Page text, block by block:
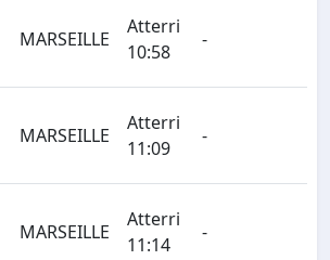
MARSEILLE
Atterri
10:58
-
MARSEILLE
Atterri
11:09
-
MARSEILLE
Atterri
11:14
-